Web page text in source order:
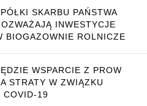
SKARBU PAŃSTWA
INWESTYCJE
BIOGAZOWNIE ROLNICZE
WSPARCIE Z PROW
STRATY W ZWIĄZKU
COVID-19